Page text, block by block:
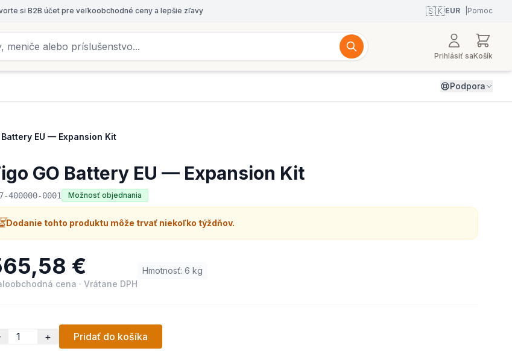
si B2B účet pre veľkoobchodné ceny a lepšie zľavy 🇸🇰EUR Pomoc
Prihlásiť saKošík
Podpora
Battery EU — Expansion Kit
GO Battery EU — Expansion Kit
400000-0001 Možnosť objednania
Dodanie tohto produktu môže trvať niekoľko týždňov.
€
cena ·Vrátane DPH
Hmotnosť:6 kg
+ Pridať do košíka